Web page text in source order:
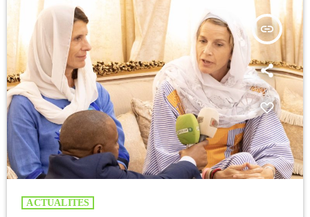
insert_link
ACTUALITES